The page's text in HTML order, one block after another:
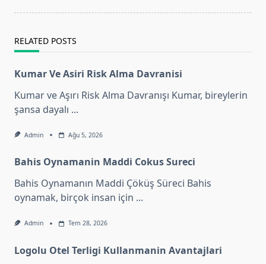
text">Page</span>
RELATED POSTS
Kumar Ve Asiri Risk Alma Davranisi
Kumar ve Aşırı Risk Alma Davranışı Kumar, bireylerin
şansa dayalı ...
Admin Ağu 5, 2026
Bahis Oynamanin Maddi Cokus Sureci
Bahis Oynamanın Maddi Çöküş Süreci Bahis
oynamak, birçok insan için ...
Admin Tem 28, 2026
Logolu Otel Terligi Kullanmanin Avantajlari